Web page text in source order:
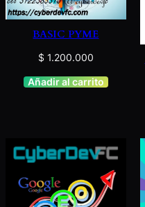
BASIC PYME
$ 1.200.000
Añadir al carrito